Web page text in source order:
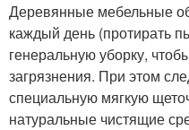
Деревянные мебельные
каждый день (протирать
генеральную уборку,
загрязнения. При этом
специальную мягкую
натуральные чистящие